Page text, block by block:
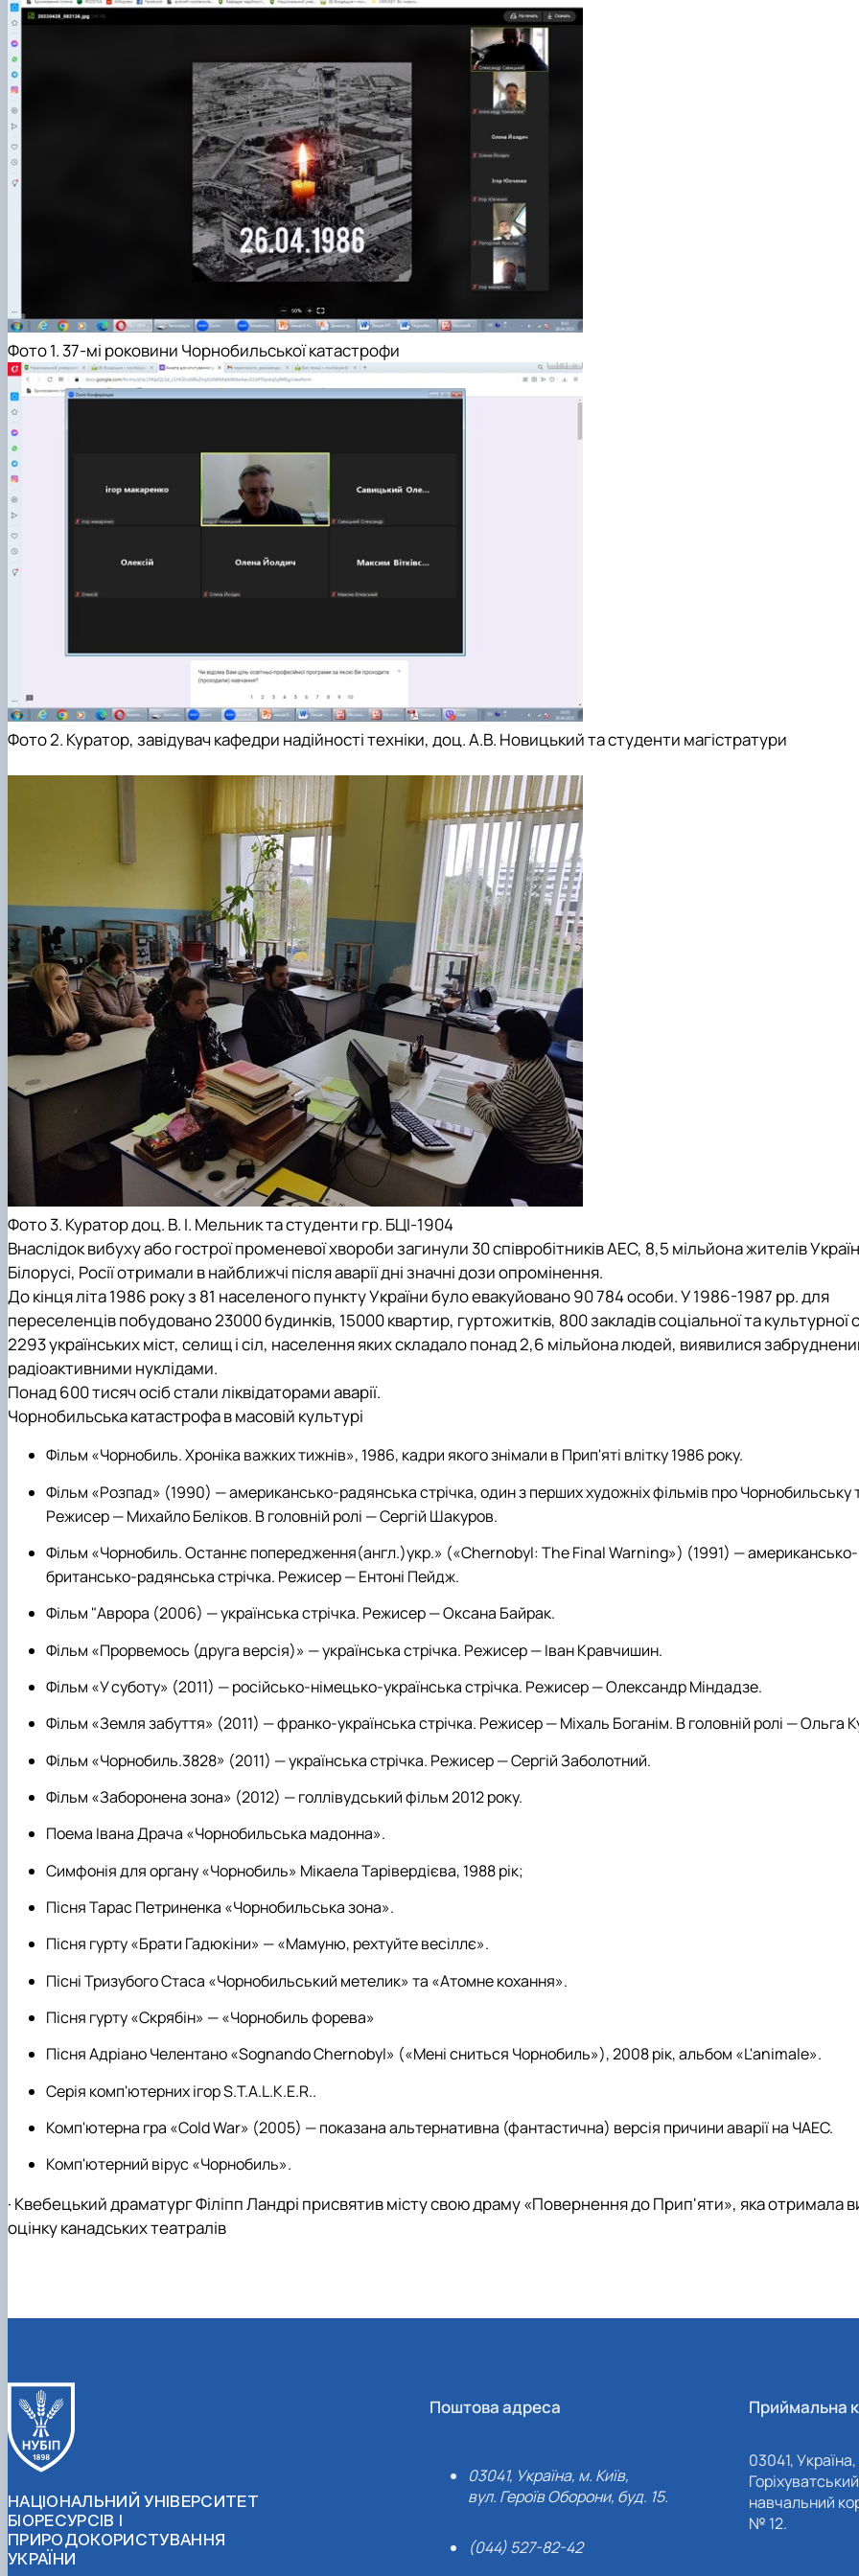
Фото 1. 37-мі роковини Чорнобильської катастрофи
Фото 2. Куратор, завідувач кафедри надійності техніки, доц. А.В. Новицький та студенти магістратури
Фото 3. Куратор доц. В. І. Мельник та студенти гр. БЦІ-1904
Внаслідок вибуху або гострої променевої хвороби загинули 30 співробітників АЕС, 8,5 мільйона жителів
Білорусі, Росії отримали в найближчі після аварії дні значні дози опромінення.
До кінця літа 1986 року з 81 населеного пункту України було евакуйовано 90 784 особи. У 1986-1987 рр. для
переселенців побудовано 23000 будинків, 15000 квартир, гуртожитків, 800 закладів соціальної та культурної
2293 українських міст, селищ і сіл, населення яких складало понад 2,6 мільйона людей, виявилися
радіоактивними нуклідами.
Понад 600 тисяч осіб стали ліквідаторами аварії.
Чорнобильська катастрофа в масовій культурі
Фільм «Чорнобиль. Хроніка важких тижнів», 1986, кадри якого знімали в Прип'яті влітку 1986 року.
Фільм «Розпад» (1990) — американсько-радянська стрічка, один з перших художніх фільмів про Чорнобильську
Режисер — Михайло Беліков. В головній ролі — Сергій Шакуров.
Фільм «Чорнобиль. Останнє попередження(англ.)укр.» («Chernobyl: The Final Warning») (1991) — американсько-
британсько-радянська стрічка. Режисер — Ентоні Пейдж.
Фільм "Аврора (2006) — українська стрічка. Режисер — Оксана Байрак.
Фільм «Прорвемось (друга версія)» — українська стрічка. Режисер — Іван Кравчишин.
Фільм «У суботу» (2011) — російсько-німецько-українська стрічка. Режисер — Олександр Міндадзе.
Фільм «Земля забуття» (2011) — франко-українська стрічка. Режисер — Міхаль Боганім. В головній ролі — Ольга
Фільм «Чорнобиль.3828» (2011) — українська стрічка. Режисер — Сергій Заболотний.
Фільм «Заборонена зона» (2012) — голлівудський фільм 2012 року.
Поема Івана Драча «Чорнобильська мадонна».
Симфонія для органу «Чорнобиль» Мікаела Тарівердієва, 1988 рік;
Пісня Тарас Петриненка «Чорнобильська зона».
Пісня гурту «Брати Гадюкіни» — «Мамуню, рехтуйте весіллє».
Пісні Тризубого Стаса «Чорнобильський метелик» та «Атомне кохання».
Пісня гурту «Скрябін» — «Чорнобиль форева»
Пісня Адріано Челентано «Sognando Chernobyl» («Мені сниться Чорнобиль»), 2008 рік, альбом «L'animale».
Серія комп'ютерних ігор S.T.A.L.K.E.R..
Комп'ютерна гра «Cold War» (2005) — показана альтернативна (фантастична) версія причини аварії на ЧАЕС.
Комп'ютерний вірус «Чорнобиль».
· Квебецький драматург Філіпп Ландрі присвятив місту свою драму «Повернення до Прип'яти», яка отримала
оцінку канадських театралів
НАЦІОНАЛЬНИЙ УНІВЕРСИТЕТ
БІОРЕСУРСІВ І
ПРИРОДОКОРИСТУВАННЯ
УКРАЇНИ
Поштова адреса
03041, Україна, м. Київ,
вул. Героїв Оборони, буд. 15.
(044) 527-82-42
Приймальна
03041,
навчальний
№ 12.